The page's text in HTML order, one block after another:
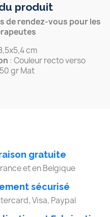
produit
de rendez-vous pour les
cm
: Couleur recto verso
gr Mat
gratuite
et en Belgique
sécurisé
Visa, Paypal